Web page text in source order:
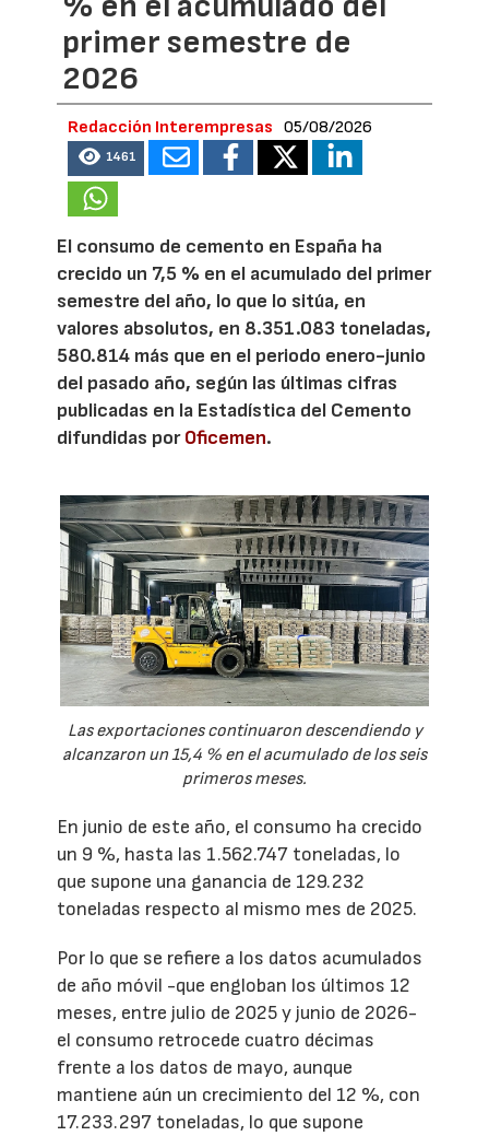
primer semestre de
2026
Redacción Interempresas 05/08/2026
1461
El consumo de cemento en España ha
crecido un 7,5 % en el acumulado del primer
semestre del año, lo que lo sitúa, en
valores absolutos, en 8.351.083 toneladas,
580.814 más que en el periodo enero-junio
del pasado año, según las últimas cifras
publicadas en la Estadística del Cemento
difundidas porOficemen.
Las exportaciones continuaron descendiendo y
alcanzaron un 15,4 % en el acumulado de los seis
primeros meses.
En junio de este año, el consumo ha crecido
un 9 %, hasta las 1.562.747 toneladas, lo
que supone una ganancia de 129.232
toneladas respecto al mismo mes de 2025.
Por lo que se refiere a los datos acumulados
de año móvil -que engloban los últimos 12
meses, entre julio de 2025 y junio de 2026-
el consumo retrocede cuatro décimas
frente a los datos de mayo, aunque
mantiene aún un crecimiento del 12 %, con
17.233.297 toneladas, lo que supone